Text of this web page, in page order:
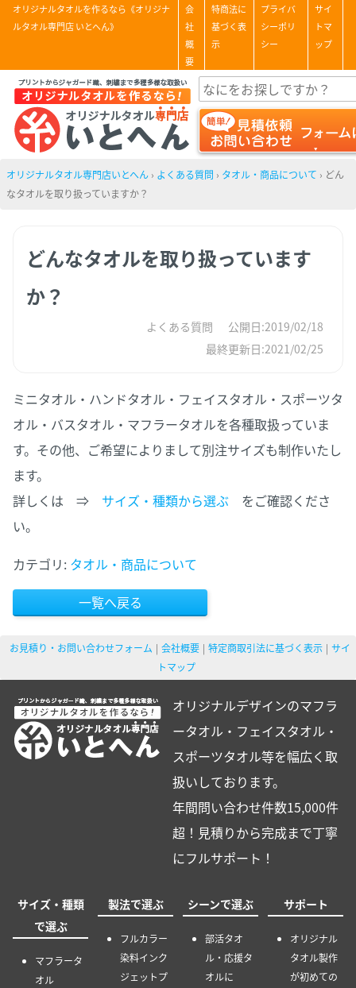
オリジナルタオルを作るなら《オリジナ
ルタオル専門店 いとへん》
会
社
概
要
特商法に
基づく表
示
プライバ
シーポリ
シー
サイ
トマ
ップ
オリジナルタオル専門店いとへん › よくある質問 › タオル・商品について › どん
なタオルを取り扱っていますか？
どんなタオルを取り扱っています
か？
よくある質問
公開日:2019/02/18
最終更新日:2021/02/25
ミニタオル・ハンドタオル・フェイスタオル・スポーツタ
オル・バスタオル・マフラータオルを各種取扱っていま
す。その他、ご希望によりまして別注サイズも制作いたし
ます。
詳しくは ⇒ サイズ・種類から選ぶ をご確認くださ
い。
カテゴリ: タオル・商品について
一覧へ戻る
お見積り・お問い合わせフォーム 会社概要 特定商取引法に基づく表示
サイ
トマップ
オリジナルデザインのマフラ
ータオル・フェイスタオル・
スポーツタオル等を幅広く取
扱いしております。
年間問い合わせ件数15,000件
超！見積りから完成まで丁寧
にフルサポート！
サイズ・種類
で選ぶ
マフラータ
オル
製法で選ぶ
フルカラー
染料インク
ジェットプ
シーンで選ぶ
部活タオ
ル・応援タ
オルに
サポート
オリジナル
タオル製作
が初めての